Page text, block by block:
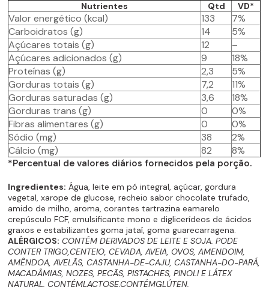
Nutrientes Qtd VD*
Valor energético (kcal) 133
7%
Carboidratos (g)
14
5%
Açúcares totais (g)
12
–
Açúcares adicionados (g)
9
18%
Proteínas (g)
2,3
5%
Gorduras totais (g)
7,2
11%
Gorduras saturadas (g)
3,6
18%
Gorduras trans (g)
0
0%
Fibras alimentares (g)
0
0%
Sódio (mg)
38
2%
Cálcio (mg)
82 8%
*Percentual de valores diários fornecidos pela porção.
Ingredientes: Água, leite em pó integral, açúcar, gordura
vegetal, xarope de glucose, recheio sabor chocolate trufado,
amido de milho, aroma, corantes tartrazina eamarelo
crepúsculo FCF, emulsificante mono e diglicerídeos de ácidos
graxos e estabilizantes goma jataí, goma guarecarragena.
ALÉRGICOS: CONTÉM DERIVADOS DE LEITE E SOJA. PODE
CONTER TRIGO,CENTEIO, CEVADA, AVEIA, OVOS, AMENDOIM,
AMÊNDOA, AVELÃS, CASTANHA-DE-CAJU, CASTANHA-DO-PARÁ,
MACADÂMIAS, NOZES, PECÃS, PISTACHES, PINOLI E LÁTEX
NATURAL. CONTÉMLACTOSE.CONTÉMGLÚTEN.